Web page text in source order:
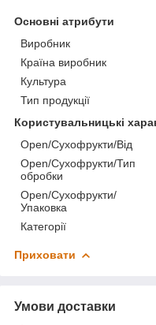
Основні атрибути
Виробник
Країна виробник
Культура
Тип продукції
Користувальницькі
Open/Сухофрукти/Від
Open/Сухофрукти/Тип
обробки
Open/Сухофрукти/
Упаковка
Категорії
Приховати
Умови доставки